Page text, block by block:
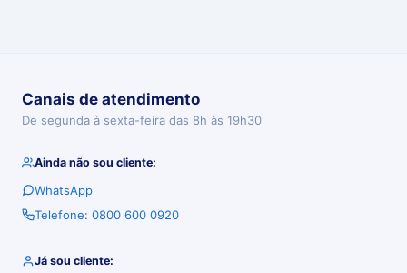
Canais de atendimento
De segunda à sexta-feira das 8h às 19h30
Ainda não sou cliente:
WhatsApp
Telefone: 0800 600 0920
Já sou cliente: